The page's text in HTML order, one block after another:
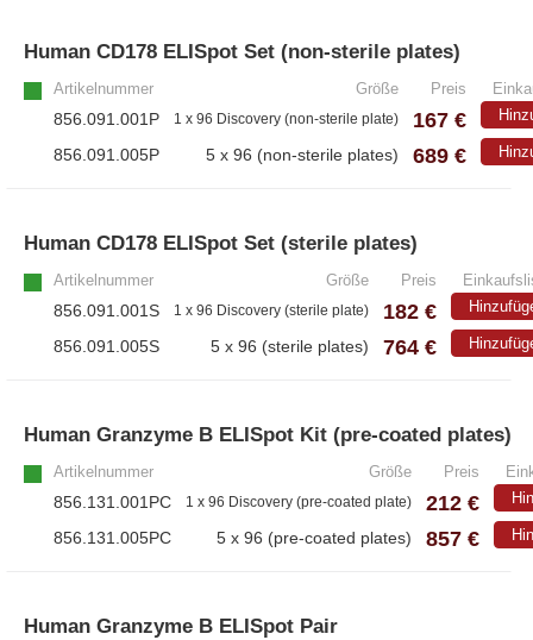
– ELISA-Kits
– EliSpot-Kits
– CD-Antikörper
– Monoclonale Antikörper
White Label und Geräte
– Alle White Label und technische Produkte
– A·EL·VIS Produkte
Human CD178 ELISpot Set (non-sterile plates)
Artikelnummer Größe Preis
856.091.001P 1 x 96 Discovery (non-sterile plate) 167 €
856.091.005P 5 x 96 (non-sterile plates) 689 €
Human CD178 ELISpot Set (sterile plates)
Artikelnummer Größe Preis
856.091.001S 1 x 96 Discovery (sterile plate) 182 €
856.091.005S 5 x 96 (sterile plates) 764 €
Human Granzyme B ELISpot Kit (pre-coated plates)
Artikelnummer Größe Preis
856.131.001PC 1 x 96 Discovery (pre-coated plate) 212 €
856.131.005PC 5 x 96 (pre-coated plates) 857 €
Human Granzyme B ELISpot Pair